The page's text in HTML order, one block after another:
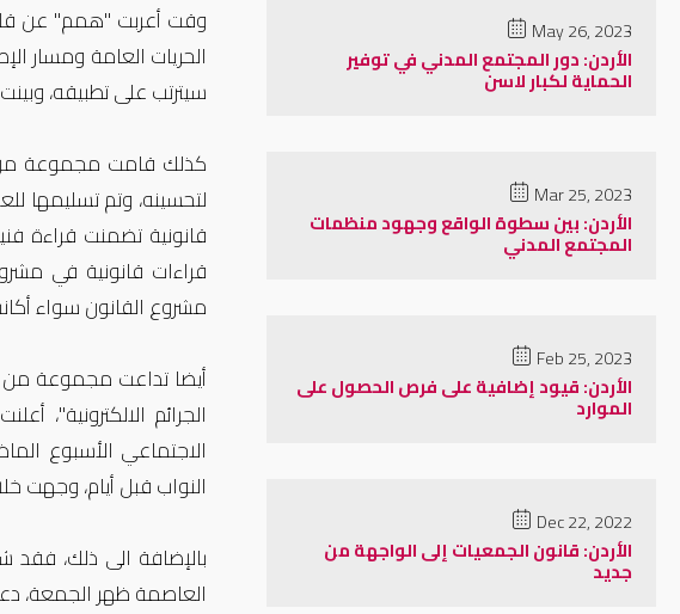
May 26, 2023
الأردن: دور المجتمع المدني في توفير
الحماية لكبار لاسن
Mar 25, 2023
الأردن: بين سطوة الواقع وجهود منظمات
المجتمع المدني
Feb 25, 2023
الأردن: قيود إضافية على فرص الحصول على
الموارد
Dec 22, 2022
الأردن: قانون الجمعيات إلى الواجهة من
جديد
وقت أعربت "همم" عن
الحريات العامة ومسار
سيترتب على تطبيقه،
كذلك قامت مجموعة من
لتحسينه، وتم تسليمها
قانونية تضمنت قراءة
قراءات قانونية في
مشروع القانون سواء
أيضا تداعت مجموعة من
الجرائم
الاجتماعي الأسبوع
النواب قبل أيام، وجهت
بالإضافة الى ذلك،
العاصمة ظهر الجمعة،